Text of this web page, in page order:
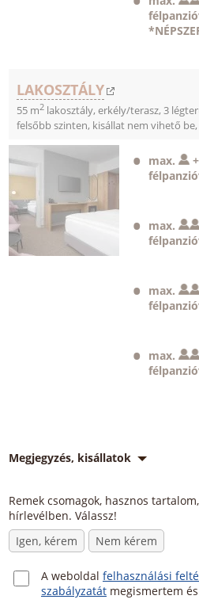
LAKOSZTÁLY
55 m2lakosztály, erkély/terasz, 3
felsőbb szinten, kisállat nem vihető be,
max. +
max.
max.
max.
Megjegyzés, kisállatok
Remek csomagok, hasznos
hírlevélben. Válassz!
Igen, kérem
Nem kérem
A weboldal felhasználási
szabályzatát megismertem